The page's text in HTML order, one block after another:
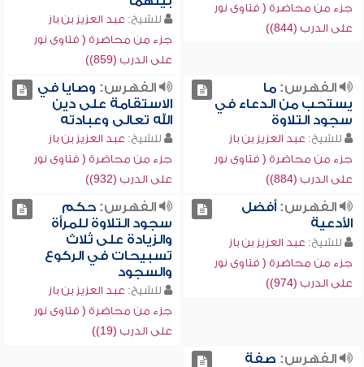
جزء من محاضرة ( فتاوى نور
على الدرب (844))
للشيخ: عبد العزيز بن باز
جزء من محاضرة ( فتاوى نور
على الدرب (859))
الفهرس:ما
يستحب من الدعاء في
سجود التلاوة
للشيخ: عبد العزيز بن باز
جزء من محاضرة ( فتاوى نور
على الدرب (884))
الفهرس: وصايا في
الاستقامة على دين
الله تعالى وعبادته
للشيخ: عبد العزيز بن باز
جزء من محاضرة ( فتاوى نور
على الدرب (932))
الفهرس:أفضل
الأدعية
للشيخ: عبد العزيز بن باز
جزء من محاضرة ( فتاوى نور
على الدرب (974))
الفهرس:حكم
سجود التلاوة للمرأة
والزيادة على ثلاث
تسبيحات في الركوع
والسجود
للشيخ: عبد العزيز بن باز
جزء من محاضرة ( فتاوى نور
على الدرب (19))
الفهرس: صفة